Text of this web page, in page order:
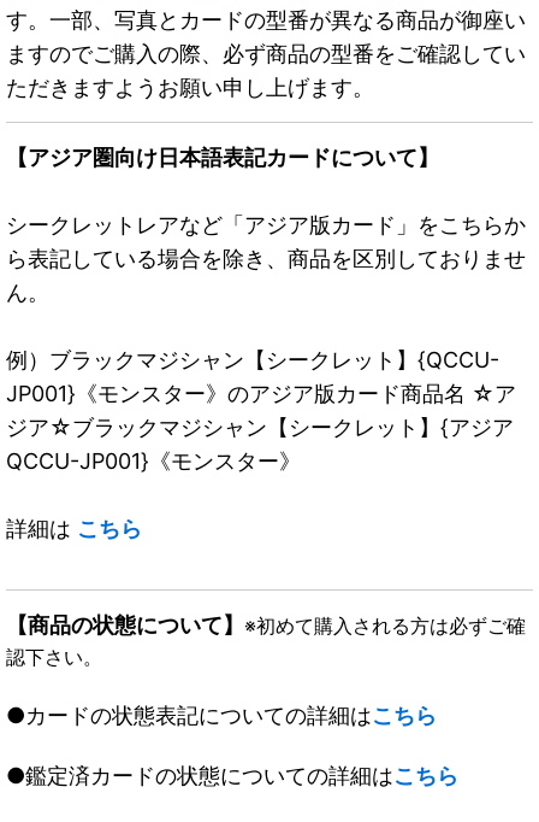
す。一部、写真とカードの型番が異なる商品が御座い
ますのでご購入の際、必ず商品の型番をご確認してい
ただきますようお願い申し上げます。
【アジア圏向け日本語表記カードについて】
シークレットレアなど「アジア版カード」をこちらか
ら表記している場合を除き、商品を区別しておりませ
ん。
例）ブラックマジシャン【シークレット】{QCCU-
JP001}《モンスター》のアジア版カード商品名 ☆ア
ジア☆ブラックマジシャン【シークレット】{アジア
QCCU-JP001}《モンスター》
詳細は こちら
【商品の状態について】 ※初めて購入される方は必ずご確
認下さい。
●カードの状態表記についての詳細はこちら
●鑑定済カードの状態についての詳細はこちら